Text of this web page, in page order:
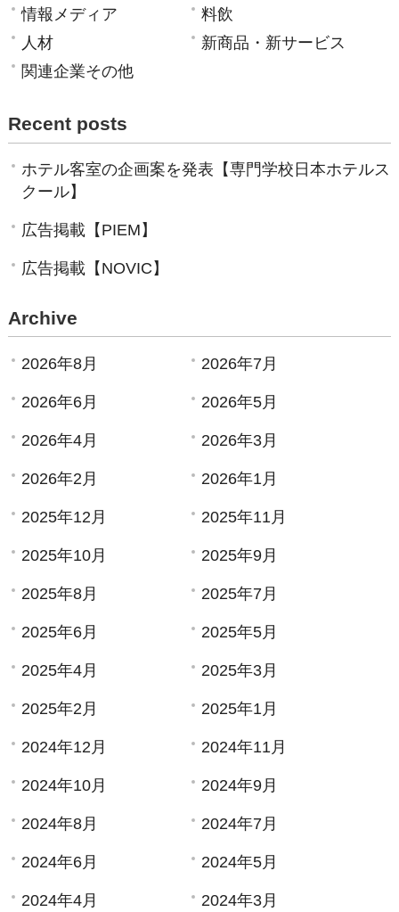
情報メディア
料飲
人材
新商品・新サービス
関連企業その他
Recent posts
ホテル客室の企画案を発表【専門学校日本ホテルス
クール】
広告掲載【PIEM】
広告掲載【NOVIC】
Archive
2026年8月 2026年7月
2026年6月 2026年5月
2026年4月 2026年3月
2026年2月 2026年1月
2025年12月 2025年11月
2025年10月 2025年9月
2025年8月 2025年7月
2025年6月 2025年5月
2025年4月 2025年3月
2025年2月 2025年1月
2024年12月 2024年11月
2024年10月 2024年9月
2024年8月 2024年7月
2024年6月 2024年5月
2024年4月 2024年3月